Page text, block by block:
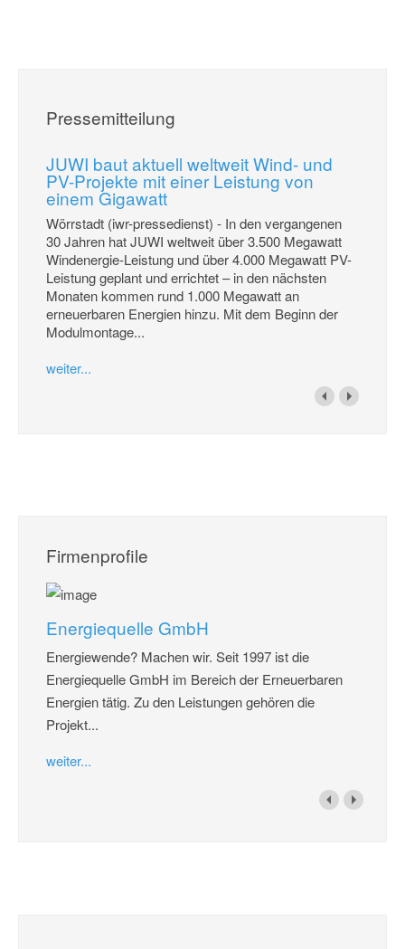
Pressemitteilung
JUWI baut aktuell weltweit Wind- und
PV-Projekte mit einer Leistung von
einem Gigawatt
Wörrstadt (iwr-pressedienst) - In den vergangenen
30 Jahren hat JUWI weltweit über 3.500 Megawatt
Windenergie-Leistung und über 4.000 Megawatt PV-
Leistung geplant und errichtet – in den nächsten
Monaten kommen rund 1.000 Megawatt an
erneuerbaren Energien hinzu. Mit dem Beginn der
Modulmontage...
weiter...
Firmenprofile
Energiequelle GmbH
Energiewende? Machen wir. Seit 1997 ist die
Energiequelle GmbH im Bereich der Erneuerbaren
Energien tätig. Zu den Leistungen gehören die
Projekt...
weiter...